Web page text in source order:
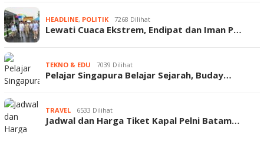
HEADLINE, POLITIK 7268 Dilihat
Lewati Cuaca Ekstrem, Endipat dan Iman P…
TEKNO & EDU 7039 Dilihat
Pelajar Singapura Belajar Sejarah, Buday…
TRAVEL 6533 Dilihat
Jadwal dan Harga Tiket Kapal Pelni Batam…